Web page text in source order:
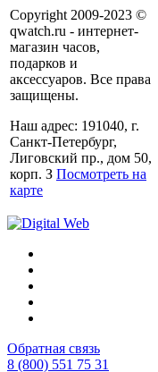
Copyright 2009-2023 ©
qwatch.ru - интернет-
магазин часов,
подарков и
аксессуаров. Все права
защищены.
Наш адрес: 191040, г.
Санкт-Петербург,
Лиговский пр., дом 50,
корп. З Посмотреть на
карте
Обратная связь
8 (800) 551 75 31